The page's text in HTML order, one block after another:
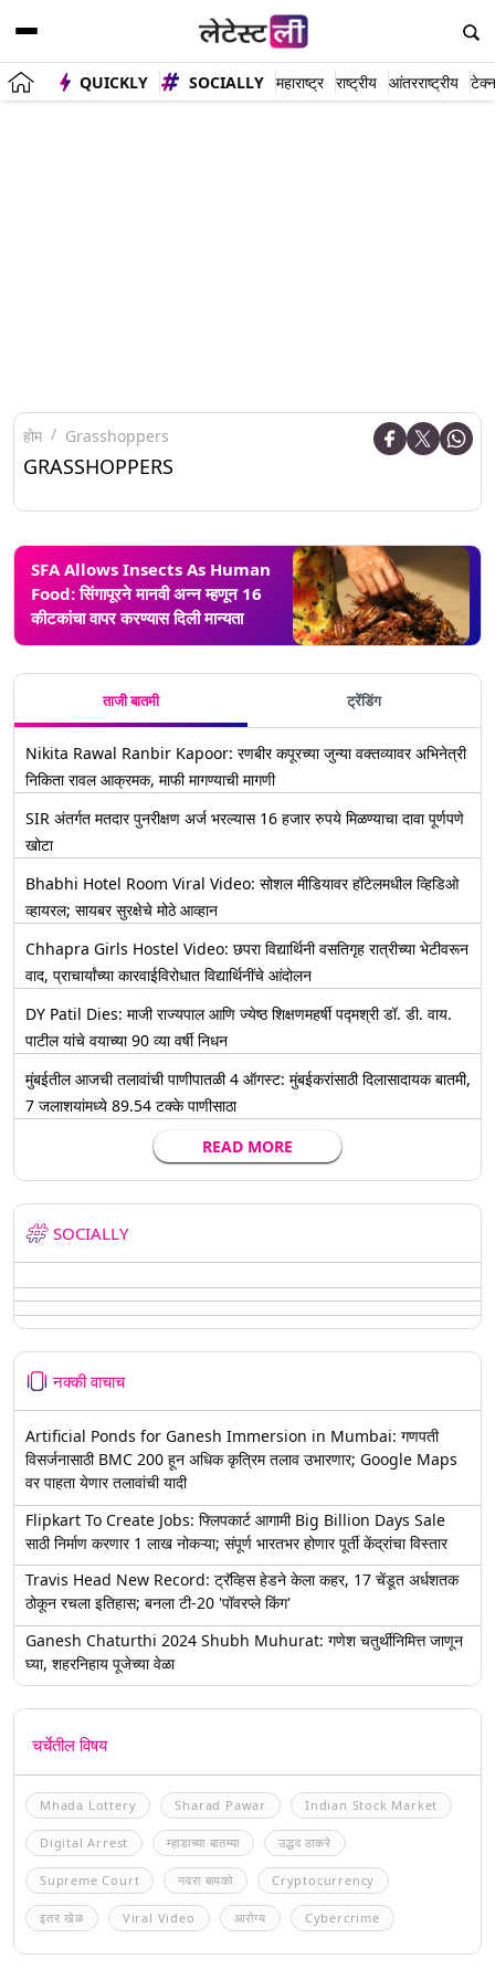
QUICKLY SOCIALLY महाराष्ट्र राष्ट्रीय आंतरराष्ट्रीय
होम Grasshoppers
GRASSHOPPERS
SFA Allows Insects As Human
Food: सिंगापूरने मानवी अन्न म्हणून 16
कीटकांचा वापर करण्यास दिली मान्यता
ताजी बातमी ट्रेंडिंग
Nikita Rawal Ranbir Kapoor: रणबीर कपूरच्या जुन्या वक्तव्यावर अभिनेत्री
निकिता रावल आक्रमक, माफी मागण्याची मागणी
SIR अंतर्गत मतदार पुनरीक्षण अर्ज भरल्यास 16 हजार रुपये मिळण्याचा दावा पूर्णपणे
खोटा
Bhabhi Hotel Room Viral Video: सोशल मीडियावर हॉटेलमधील व्हिडिओ
व्हायरल; सायबर सुरक्षेचे मोठे आव्हान
Chhapra Girls Hostel Video: छपरा विद्यार्थिनी वसतिगृह रात्रीच्या भेटीवरून
वाद, प्राचार्यांच्या कारवाईविरोधात विद्यार्थिनींचे आंदोलन
DY Patil Dies: माजी राज्यपाल आणि ज्येष्ठ शिक्षणमहर्षी पद्मश्री डॉ. डी. वाय.
पाटील यांचे वयाच्या 90 व्या वर्षी निधन
मुंबईतील आजची तलावांची पाणीपातळी 4 ऑगस्ट: मुंबईकरांसाठी दिलासादायक बातमी,
7 जलाशयांमध्ये 89.54 टक्के पाणीसाठा
READ MORE
SOCIALLY
नक्की वाचाच
Artificial Ponds for Ganesh Immersion in Mumbai: गणपती
विसर्जनासाठी BMC 200 हून अधिक कृत्रिम तलाव उभारणार; Google Maps
वर पाहता येणार तलावांची यादी
Flipkart To Create Jobs: फ्लिपकार्ट आगामी Big Billion Days Sale
साठी निर्माण करणार 1 लाख नोकऱ्या; संपूर्ण भारतभर होणार पूर्ती केंद्रांचा विस्तार
Travis Head New Record: ट्रॅव्हिस हेडने केला कहर, 17 चेंडूत अर्धशतक
ठोकून रचला इतिहास; बनला टी-20 'पॉवरप्ले किंग'
Ganesh Chaturthi 2024 Shubh Muhurat: गणेश चतुर्थीनिमित्त जाणून
घ्या, शहरनिहाय पूजेच्या वेळा
चर्चेतील विषय
Mhada Lottery Sharad Pawar Indian Stock Market
Digital Arrest म्हाडाच्या बातम्या उद्धव ठाकरे
Supreme Court नवरा बायको Cryptocurrency
इतर खेळ Viral Video आरोग्य Cybercrime